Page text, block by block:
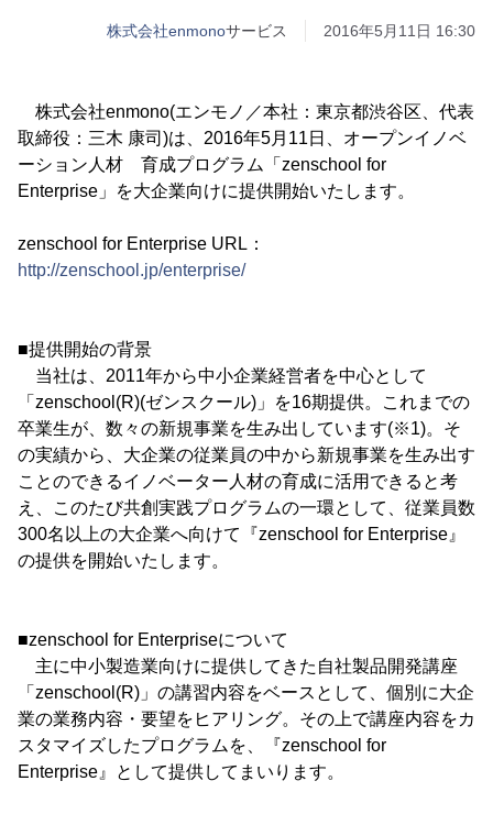
株式会社enmonoサービス 2016年5月11日 16:30
株式会社enmono(エンモノ／本社：東京都渋谷区、代表
取締役：三木 康司)は、2016年5月11日、オープンイノベ
ーション人材 育成プログラム「zenschool for
Enterprise」を大企業向けに提供開始いたします。
zenschool for Enterprise URL：
http://zenschool.jp/enterprise/
■提供開始の背景
当社は、2011年から中小企業経営者を中心として
「zenschool(R)(ゼンスクール)」を16期提供。これまでの
卒業生が、数々の新規事業を生み出しています(※1)。そ
の実績から、大企業の従業員の中から新規事業を生み出す
ことのできるイノベーター人材の育成に活用できると考
え、このたび共創実践プログラムの一環として、従業員数
300名以上の大企業へ向けて『zenschool for Enterprise』
の提供を開始いたします。
■zenschool for Enterpriseについて
主に中小製造業向けに提供してきた自社製品開発講座
「zenschool(R)」の講習内容をベースとして、個別に大企
業の業務内容・要望をヒアリング。その上で講座内容をカ
スタマイズしたプログラムを、『zenschool for
Enterprise』として提供してまいります。